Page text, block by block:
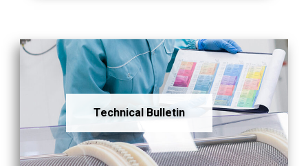
Technical Bulletin